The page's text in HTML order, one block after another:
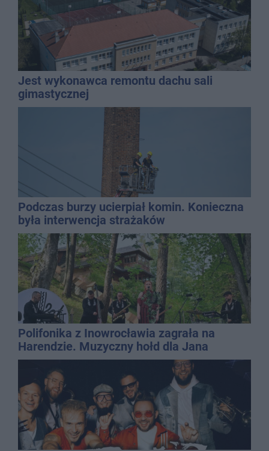
Jest wykonawca remontu dachu sali
gimastycznej
Podczas burzy ucierpiał komin. Konieczna
była interwencja strażaków
Polifonika z Inowrocławia zagrała na
Harendzie. Muzyczny hołd dla Jana
Kasprowicza